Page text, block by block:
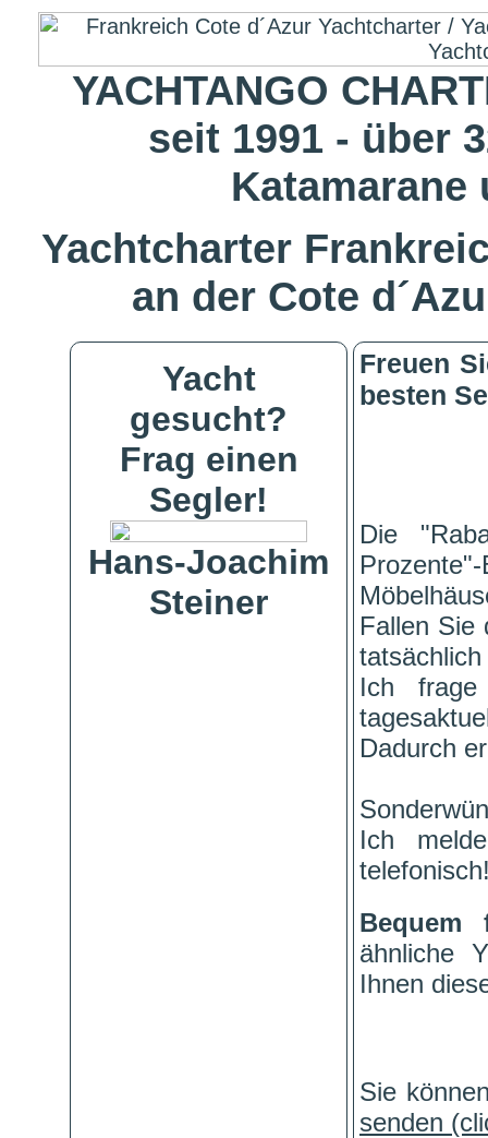
YACHTANGO
seit 1991 - über
Katamarane
Yachtcharter
an der Cote
Yacht
gesucht?
Frag einen
Segler!
Hans-Joachim
Steiner
Freuen
besten
Die
Fallen Sie
Ich
Dadurch
Ich
ähnliche
Ihnen
Sie
senden